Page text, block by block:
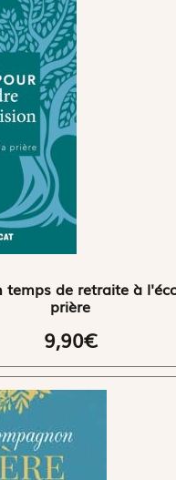
temps de retraite à
prière
9,90€